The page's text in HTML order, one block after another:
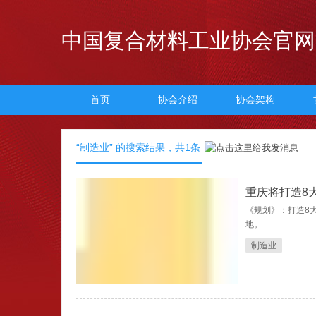
中国复合材料工业协会官网
首页 协会介绍 协会架构
“制造业” 的搜索结果，共1条
重庆将打造8
《规划》：打造
地。
制造业